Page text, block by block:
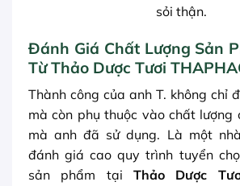
sỏi thận.
Đánh Giá Chất Lượng Sản
Từ Thảo Dược Tươi
Thành công của anh T. không chỉ
mà còn phụ thuộc vào chất lượng
mà anh đã sử dụng. Là một
đánh giá cao quy trình tuyển
sản phẩm tại Thảo Dược